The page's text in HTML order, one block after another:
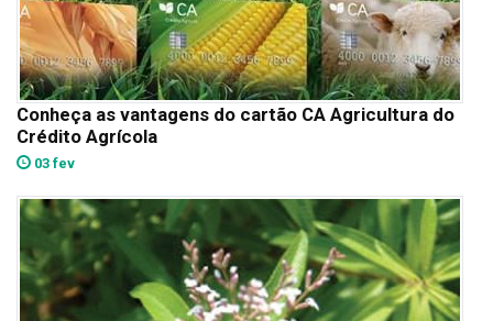
Conheça as vantagens do cartão CA Agricultura do
Crédito Agrícola
03 fev